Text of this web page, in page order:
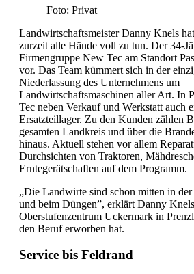
Foto: Privat
Landwirtschaftsmeister Danny Knels
zurzeit alle Hände voll zu tun. Der 34-
Firmengruppe New Tec am Standort
vor. Das Team kümmert sich in der
Niederlassung des Unternehmens um
Landwirtschaftsmaschinen aller Art. In
Tec neben Verkauf und Werkstatt auch
Ersatzteillager. Zu den Kunden zählen
gesamten Landkreis und über die
hinaus. Aktuell stehen vor allem
Durchsichten von Traktoren,
Erntegerätschaften auf dem Programm.
„Die Landwirte sind schon mitten in
und beim Düngen”, erklärt Danny
Oberstufenzentrum Uckermark in
den Beruf erworben hat.
Service bis Feldrand